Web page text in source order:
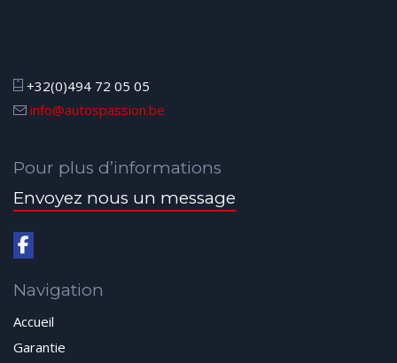
+32(0)494 72 05 05
info@autospassion.be
Pour plus d’informations
Envoyez nous un message
Navigation
Accueil
Garantie